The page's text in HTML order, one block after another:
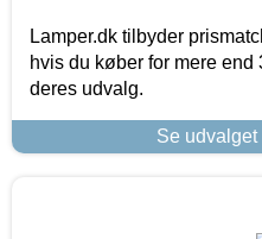
Lamper.dk tilbyder
hvis du køber for mere end
deres udvalg.
Se udvalget